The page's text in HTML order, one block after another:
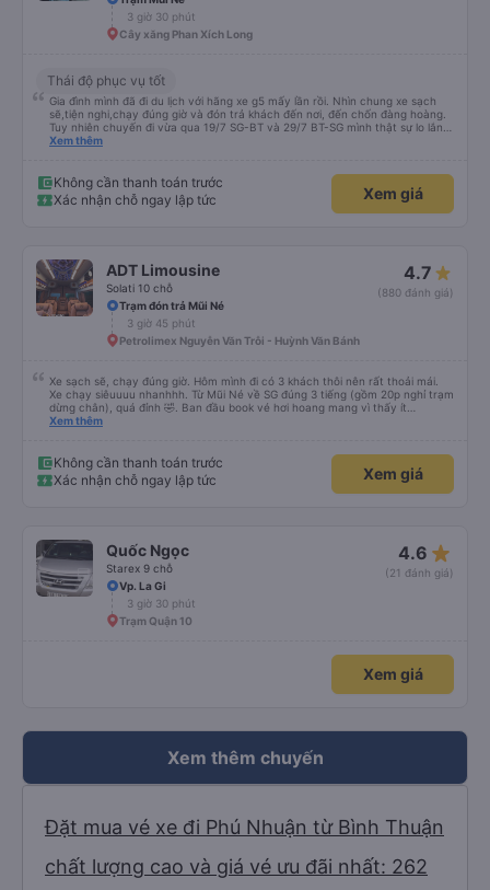
3 giờ 30 phút
Cây xăng Phan Xích Long
Thái độ phục vụ tốt
Gia đình mình đã đi du lịch với hãng xe g5 mấy lần rồi. Nhìn chung xe sạch
sẽ,tiện nghi,chạy đúng giờ và đón trả khách đến nơi, đến chốn đàng hoàng.
Tuy nhiên chuyến đi vừa qua 19/7 SG-BT và 29/7 BT-SG mình thật sự lo lắng,
yếu tim với bác tài . Ko biết may mắn hay xúi quẩy mà chuyến đi khứ hồi đều
người cũng tới nói an toàn. Cảm ơn trời phật
Xem thêm
Không cần thanh toán trước
Xác nhận chỗ ngay lập tức
Xem giá
ADT Limousine
Solati 10 chỗ
4.7
(880 đánh giá)
Trạm đón trả Mũi Né
3 giờ 45 phút
Petrolimex Nguyễn Văn Trỗi - Huỳnh Văn Bánh
Xe sạch sẽ, chạy đúng giờ. Hôm mình đi có 3 khách thôi nên rất thoải mái.
Xe chạy siêuuuu nhanhhh. Từ Mũi Né về SG đúng 3 tiếng (gồm 20p nghỉ trạm
dừng chân), quá đỉnh 🤣. Ban đầu book vé hơi hoang mang vì thấy ít
feedback, cũng ko thấy nhà xe gọi xác nhận. Bên đây tx chỉ gọi trước 30p
toán thành công nha.
Xem thêm
Không cần thanh toán trước
Xác nhận chỗ ngay lập tức
Xem giá
Quốc Ngọc
Starex 9 chỗ
4.6 star_rate
(21 đánh giá)
Vp. La Gi
3 giờ 30 phút
Trạm Quận 10
Xem giá
Xem thêm chuyến
Đặt mua vé xe đi Phú Nhuận từ Bình Thuận
chất lượng cao và giá vé ưu đãi nhất: 262